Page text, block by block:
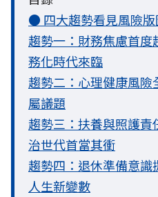
● 四大趨勢看見風險
趨勢一：財務焦慮首
務化時代來臨
趨勢二：心理健康風
屬議題
趨勢三：扶養與照護
治世代首當其衝
趨勢四：退休準備意
人生新變數